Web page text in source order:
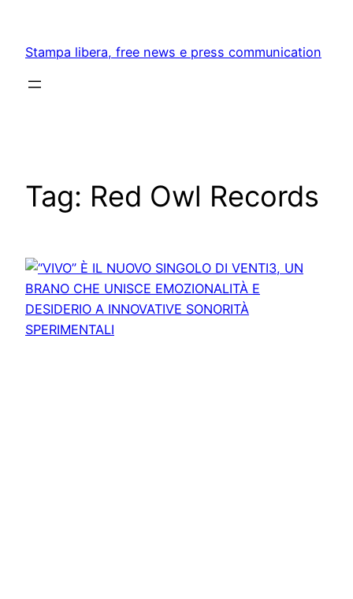
content
Stampa libera, free news e press communication
Tag: Red Owl Records